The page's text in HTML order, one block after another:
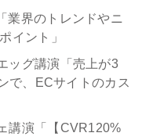
界のトレンドやニ
イント」
ッグ講演「売上が3
で、ECサイトのカス
講演「【CVR120%